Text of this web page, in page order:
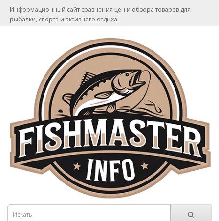
Информационный сайт сравнения цен и обзора товаров для
рыбалки, спорта и активного отдыха.